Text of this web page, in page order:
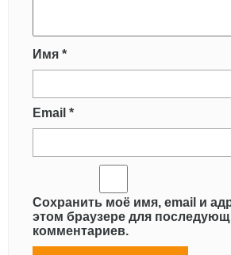
Имя *
Email *
Сохранить моё имя, email и
этом браузере для
комментариев.